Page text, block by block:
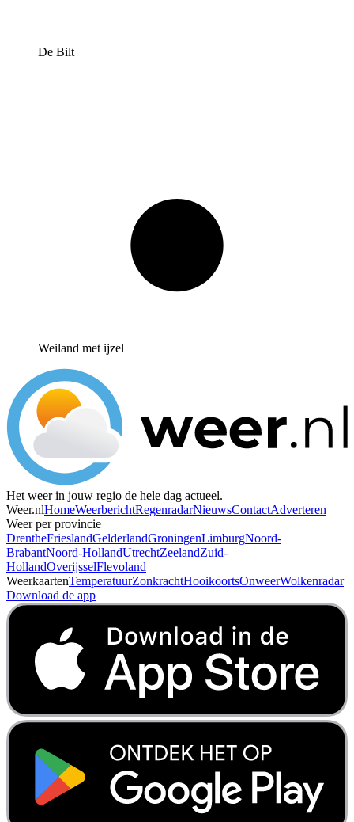
De Bilt
Weiland met ijzel
Het weer in jouw regio de hele dag actueel.
Weer.nlHomeWeerberichtRegenradarNieuwsContactAdverteren
Weer per provincie
DrentheFrieslandGelderlandGroningenLimburgNoord-
BrabantNoord-HollandUtrechtZeelandZuid-
HollandOverijsselFlevoland
WeerkaartenTemperatuurZonkrachtHooikoortsOnweerWolkenradar
Download de app